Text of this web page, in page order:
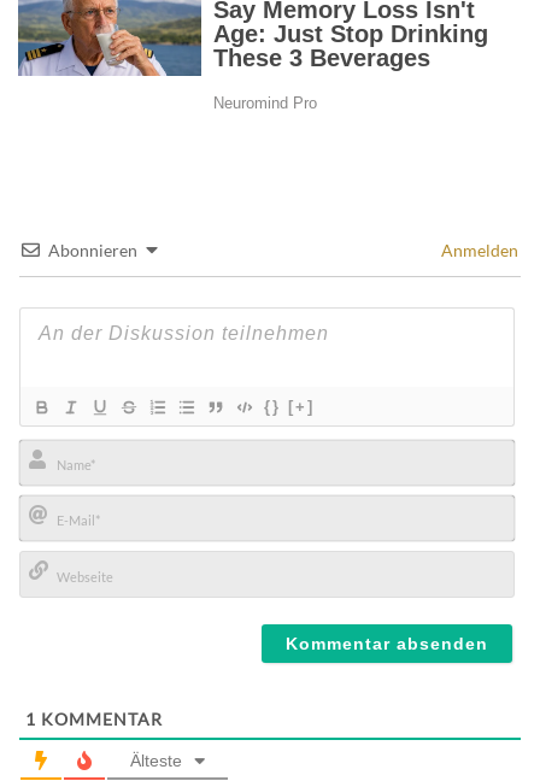
Abonnieren Anmelden
{} [+]
Name*
E-
Mail*
1 KOMMENTAR
Älteste